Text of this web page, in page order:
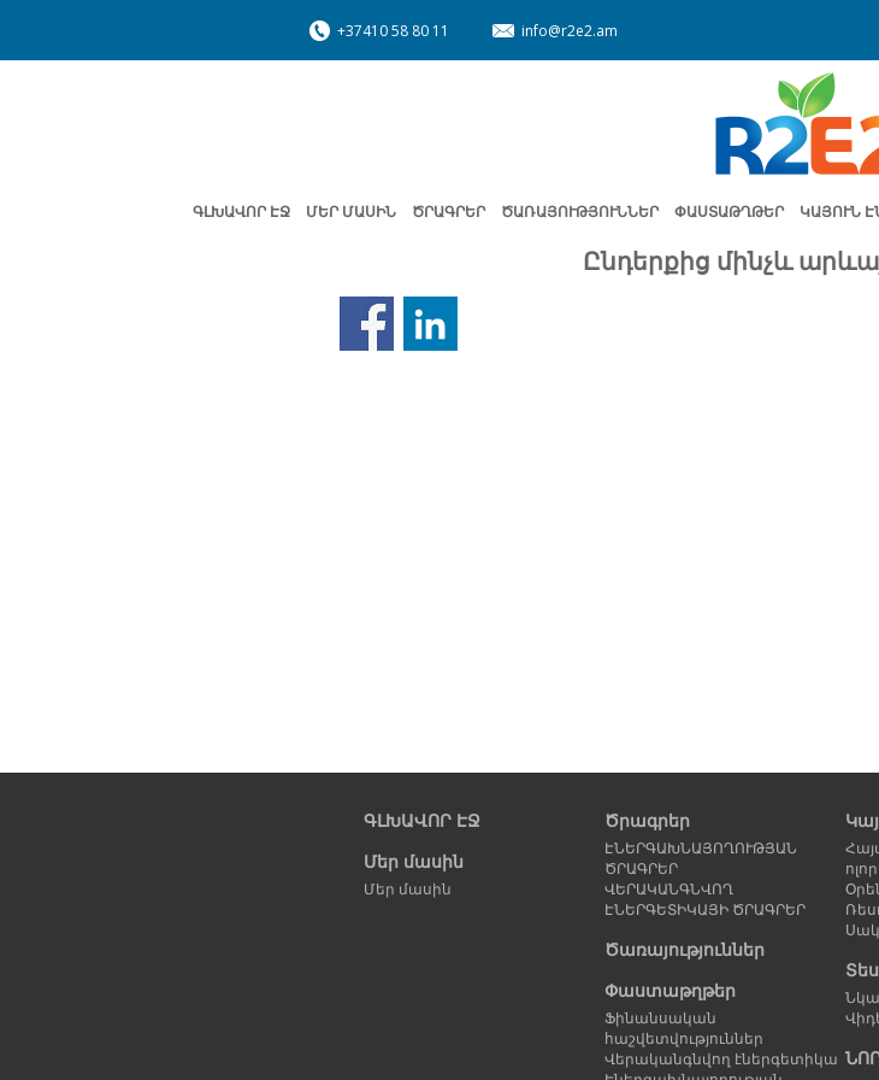
+37410 58 80 11 info@r2e2.am
ԳԼԽԱՎՈՐ ԷՋ ՄԵՐ ՄԱՍԻՆ ԾՐԱԳՐԵՐ ԾԱՌԱՅՈՒԹՅՈՒՆՆԵՐ ՓԱՍՏԱԹՂԹԵՐ ԿԱՅՈՒՆ
Ընդերքից մինչև
ԳԼԽԱՎՈՐ ԷՋ
Մեր մասին
Մեր մասին
Ծրագրեր
ԷՆԵՐԳԱԽՆԱՅՈՂՈՒԹՅԱՆ
ԾՐԱԳՐԵՐ
ՎԵՐԱԿԱՆԳՆՎՈՂ
ԷՆԵՐԳԵՏԻԿԱՅԻ ԾՐԱԳՐԵՐ
Ծառայություններ
Փաստաթղթեր
Ֆինանսական
հաշվետվություններ
Վերականգնվող էներգետիկա